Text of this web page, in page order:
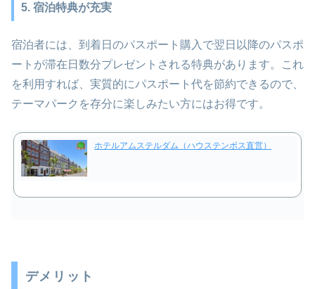
5. 宿泊特典が充実
宿泊者には、到着日のパスポート購入で翌日以降のパスポ
ートが滞在日数分プレゼントされる特典があります。これ
を利用すれば、実質的にパスポート代を節約できるので、
テーマパークを存分に楽しみたい方にはお得です。
ホテルアムステルダム（ハウステンボス直営）
デメリット